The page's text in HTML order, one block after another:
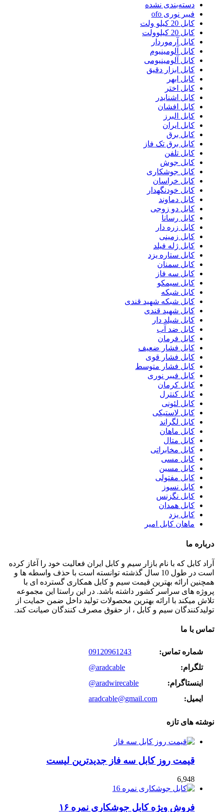
دسته‌بندی نشده
فیبر نوری ofo
کابل 20 کیلو ولت
کابل 20 کیلوولت
کابل آرموردار
کابل آلومینیوم
کابل آلومینیومی
کابل ابزار دقیق
کابل ابهر
کابل اختر
کابل اشنایدر
کابل افشان
کابل البرز
کابل ایران
کابل برق
کابل برق تک فاز
کابل تلفن
کابل جوش
کابل جوشکاری
کابل خراسان
کابل خودنگهدار
کابل دماوند
کابل دو زوجی
کابل رسانا
کابل زره دار
کابل زمینی
کابل ژله فیلد
کابل ستاره یزد
کابل سمنان
کابل سه فاز
کابل سیمکو
کابل شبکه
کابل شبکه شهید قندی
کابل شهید قندی
کابل شیلد دار
کابل ضد آب
کابل فرمان
کابل فشار ضعیف
کابل فشار قوی
کابل فشار متوسط
کابل فیبر نوری
کابل کرمان
کابل کنترل
کابل لئونی
کابل لاستیکی
کابل لگراند
کابل ماهان
کابل متال
کابل مخابراتی
کابل مسی
کابل مسین
کابل مفتولی
کابل نسوز
کابل نگزنس
کابل همدان
کابل یزد
ماهان کابل امیر
درباره ما
آراد کابل که با نام بازار سیم و کابل ایران فعالیت خود را آغاز کرده
است در طول 10 سال گذشته توانسته است با حذف واسطه ها و
همچنین ارائه بهترین قیمت سیم و کابل همکاری گسترده ای با
پروژه های سراسر کشور داشته باشد. در این راستا این مجموعه
تلاش میکند با ارائه بهترین محصولات تولید داخل ضمن حمایت از
تولیدکنندگان سیم و کابل ، از حقوق مصرف کنندگان صیانت کند.
تماس با ما
شماره تماس:
09120961243
تلگرام:
@aradcable
اینستاگرام:
@aradwirecable
ایمیل:
aradcable@gmail.com
نوشته های تازه
قیمت روز کابل سه فاز جدیدترین لیست
6,948
فروش ویژه کابل جوشکاری نمره ۱۶